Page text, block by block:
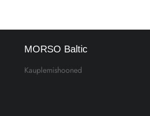
MORSO Baltic
Kauplemishooned